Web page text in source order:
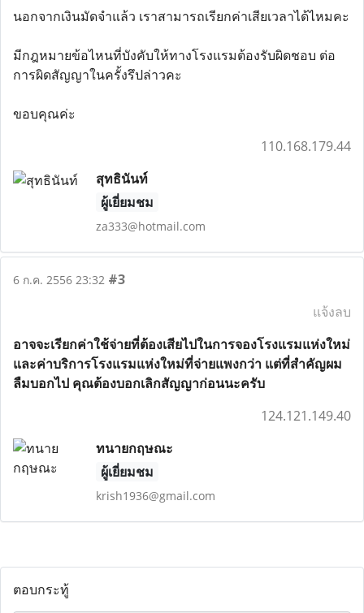
นอกจากเงินมัดจำแล้ว เราสามารถเรียกค่าเสียเวลาได้ไหมคะ
มีกฎหมายข้อไหนที่บังคับให้ทางโรงแรมต้องรับผิดชอบ ต่อ
การผิดสัญญาในครั้งรึปล่าวคะ
ขอบคุณค่ะ
110.168.179.44
สุทธินันท์
ผู้เยี่ยมชม
za333@hotmail.com
6 ก.ค. 2556 23:32 #3
แจ้งลบ
อาจจะเรียกค่าใช้จ่ายที่ต้องเสียไปในการจองโรงแรมแห่งใหม่
และค่าบริการโรงแรมแห่งใหม่ที่จ่ายแพงกว่า แต่ที่สำคัญผม
ลืมบอกไป คุณต้องบอกเลิกสัญญาก่อนนะครับ
124.121.149.40
ทนายกฤษณะ
ผู้เยี่ยมชม
krish1936@gmail.com
ตอบกระทู้